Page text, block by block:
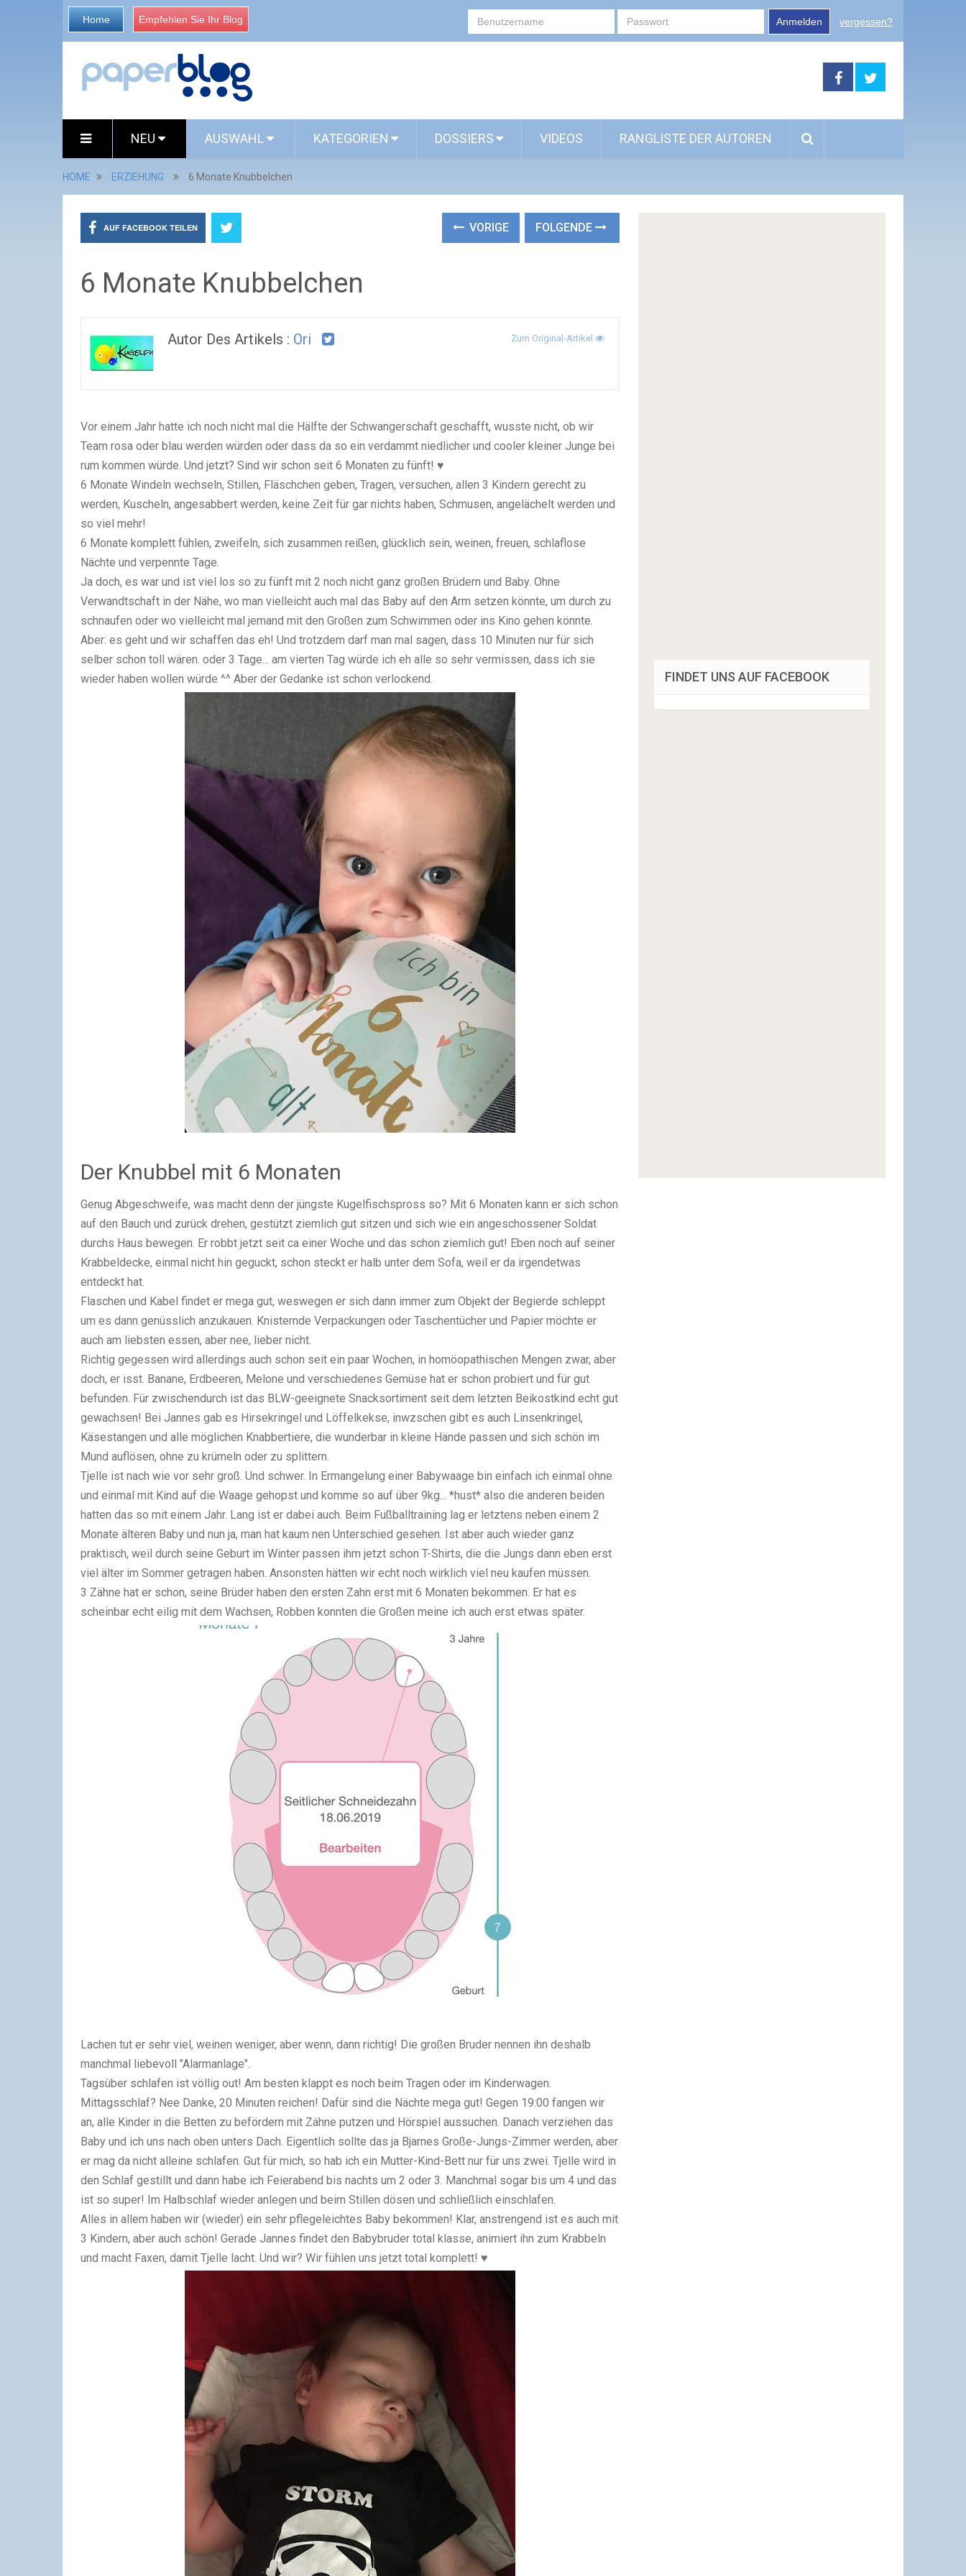
Home Empfehlen Sie Ihr Blog Anmelden vergessen?
NEU AUSWAHL KATEGORIEN DOSSIERS VIDEOS RANGLISTE DER AUTOREN
HOME ERZIEHUNG 6 Monate Knubbelchen
AUF FACEBOOK TEILEN VORIGE FOLGENDE
6 Monate Knubbelchen
Autor Des Artikels : Ori Zum Original-Artikel
Vor einem Jahr hatte ich noch nicht mal die Hälfte der Schwangerschaft geschafft, wusste nicht, ob wir
Team rosa oder blau werden würden oder dass da so ein verdammt niedlicher und cooler kleiner Junge bei
rum kommen würde. Und jetzt? Sind wir schon seit 6 Monaten zu fünft! ♥
6 Monate Windeln wechseln, Stillen, Fläschchen geben, Tragen, versuchen, allen 3 Kindern gerecht zu
werden, Kuscheln, angesabbert werden, keine Zeit für gar nichts haben, Schmusen, angelächelt werden und
so viel mehr!
6 Monate komplett fühlen, zweifeln, sich zusammen reißen, glücklich sein, weinen, freuen, schlaflose
Nächte und verpennte Tage.
Ja doch, es war und ist viel los so zu fünft mit 2 noch nicht ganz großen Brüdern und Baby. Ohne
Verwandtschaft in der Nähe, wo man vielleicht auch mal das Baby auf den Arm setzen könnte, um durch zu
schnaufen oder wo vielleicht mal jemand mit den Großen zum Schwimmen oder ins Kino gehen könnte.
Aber: es geht und wir schaffen das eh! Und trotzdem darf man mal sagen, dass 10 Minuten nur für sich
selber schon toll wären. oder 3 Tage... am vierten Tag würde ich eh alle so sehr vermissen, dass ich sie
wieder haben wollen würde ^^ Aber der Gedanke ist schon verlockend.
Der Knubbel mit 6 Monaten
Genug Abgeschweife, was macht denn der jüngste Kugelfischspross so? Mit 6 Monaten kann er sich schon
auf den Bauch und zurück drehen, gestützt ziemlich gut sitzen und sich wie ein angeschossener Soldat
durchs Haus bewegen. Er robbt jetzt seit ca einer Woche und das schon ziemlich gut! Eben noch auf seiner
Krabbeldecke, einmal nicht hin geguckt, schon steckt er halb unter dem Sofa, weil er da irgendetwas
entdeckt hat.
Flaschen und Kabel findet er mega gut, weswegen er sich dann immer zum Objekt der Begierde schleppt
um es dann genüsslich anzukauen. Knisternde Verpackungen oder Taschentücher und Papier möchte er
auch am liebsten essen, aber nee, lieber nicht.
Richtig gegessen wird allerdings auch schon seit ein paar Wochen, in homöopathischen Mengen zwar, aber
doch, er isst. Banane, Erdbeeren, Melone und verschiedenes Gemüse hat er schon probiert und für gut
befunden. Für zwischendurch ist das BLW-geeignete Snacksortiment seit dem letzten Beikostkind echt gut
gewachsen! Bei Jannes gab es Hirsekringel und Löffelkekse, inwzschen gibt es auch Linsenkringel,
Käsestangen und alle möglichen Knabbertiere, die wunderbar in kleine Hände passen und sich schön im
Mund auflösen, ohne zu krümeln oder zu splittern.
Tjelle ist nach wie vor sehr groß. Und schwer. In Ermangelung einer Babywaage bin einfach ich einmal ohne
und einmal mit Kind auf die Waage gehopst und komme so auf über 9kg... *hust* also die anderen beiden
hatten das so mit einem Jahr. Lang ist er dabei auch. Beim Fußballtraining lag er letztens neben einem 2
Monate älteren Baby und nun ja, man hat kaum nen Unterschied gesehen. Ist aber auch wieder ganz
praktisch, weil durch seine Geburt im Winter passen ihm jetzt schon T-Shirts, die die Jungs dann eben erst
viel älter im Sommer getragen haben. Ansonsten hätten wir echt noch wirklich viel neu kaufen müssen.
3 Zähne hat er schon, seine Brüder haben den ersten Zahn erst mit 6 Monaten bekommen. Er hat es
scheinbar echt eilig mit dem Wachsen, Robben konnten die Großen meine ich auch erst etwas später.
Lachen tut er sehr viel, weinen weniger, aber wenn, dann richtig! Die großen Bruder nennen ihn deshalb
manchmal liebevoll "Alarmanlage".
Tagsüber schlafen ist völlig out! Am besten klappt es noch beim Tragen oder im Kinderwagen.
Mittagsschlaf? Nee Danke, 20 Minuten reichen! Dafür sind die Nächte mega gut! Gegen 19:00 fangen wir
an, alle Kinder in die Betten zu befördern mit Zähne putzen und Hörspiel aussuchen. Danach verziehen das
Baby und ich uns nach oben unters Dach. Eigentlich sollte das ja Bjarnes Große-Jungs-Zimmer werden, aber
er mag da nicht alleine schlafen. Gut für mich, so hab ich ein Mutter-Kind-Bett nur für uns zwei. Tjelle wird in
den Schlaf gestillt und dann habe ich Feierabend bis nachts um 2 oder 3. Manchmal sogar bis um 4 und das
ist so super! Im Halbschlaf wieder anlegen und beim Stillen dösen und schließlich einschlafen.
Alles in allem haben wir (wieder) ein sehr pflegeleichtes Baby bekommen! Klar, anstrengend ist es auch mit
3 Kindern, aber auch schön! Gerade Jannes findet den Babybruder total klasse, animiert ihn zum Krabbeln
und macht Faxen, damit Tjelle lacht. Und wir? Wir fühlen uns jetzt total komplett! ♥
FINDET UNS AUF FACEBOOK